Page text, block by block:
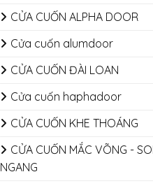
CỬA CUỐN ALPHA DOOR
Cửa cuốn alumdoor
CỬA CUỐN ĐÀI LOAN
Cửa cuốn haphadoor
CỬA CUỐN KHE THOÁNG
CỬA CUỐN MẮC VÕNG -
NGANG